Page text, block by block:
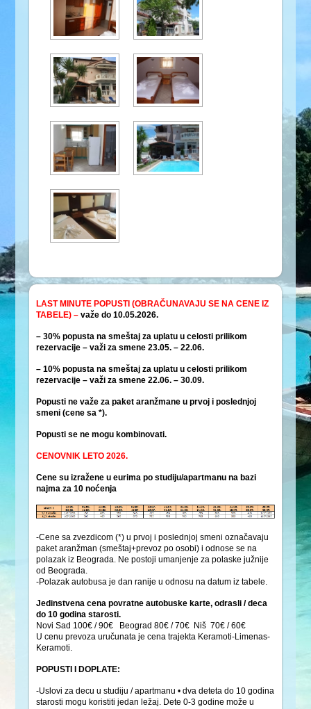
LAST MINUTE POPUSTI (OBRAČUNAVAJU SE NA CENE IZ
TABELE) –važe do 10.05.2026.
– 30% popusta na smeštaj za uplatu u celosti prilikom
rezervacije – važi za smene 23.05. – 22.06.
– 10% popusta na smeštaj za uplatu u celosti prilikom
rezervacije – važi za smene 22.06. – 30.09.
Popusti ne važe za paket aranžmane u prvoj i poslednjoj
smeni (cene sa *).
Popusti se ne mogu kombinovati.
CENOVNIK LETO 2026.
Cene su izražene u eurima po studiju/apartmanu na bazi
najma za 10 noćenja
-Cene sa zvezdicom (*) u prvoj i poslednjoj smeni označavaju
paket aranžman (smeštaj+prevoz po osobi) i odnose se na
polazak iz Beograda. Ne postoji umanjenje za polaske južnije
od Beograda.
-Polazak autobusa je dan ranije u odnosu na datum iz tabele.
Jedinstvena cena povratne autobuske karte, odrasli / deca
do 10 godina starosti.
Novi Sad 100€ / 90€ Beograd 80€ / 70€ Niš 70€ / 60€
U cenu prevoza uručunata je cena trajekta Keramoti-Limenas-
Keramoti.
POPUSTI I DOPLATE:
-Uslovi za decu u studiju / apartmanu • dva deteta do 10 godina
starosti mogu koristiti jedan ležaj. Dete 0-3 godine može u